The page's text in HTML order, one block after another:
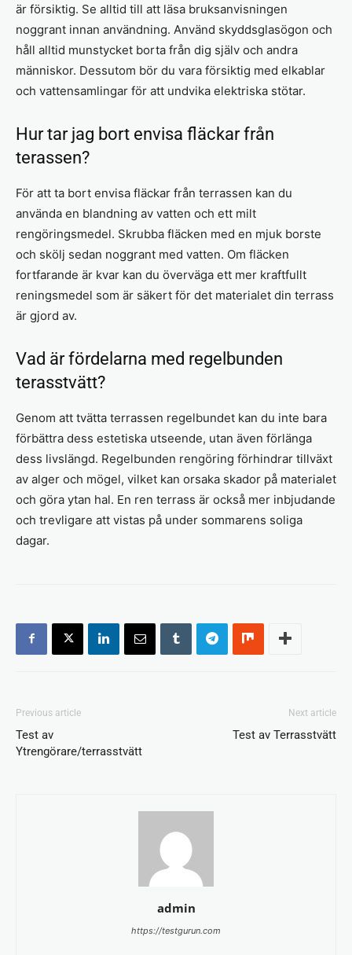
är försiktig. Se alltid till att läsa bruksanvisningen
noggrant innan användning. Använd skyddsglasögon och
håll alltid munstycket borta från dig själv och andra
människor. Dessutom bör du vara försiktig med elkablar
och vattensamlingar för att undvika elektriska stötar.
Hur tar jag bort envisa fläckar från
terassen?
För att ta bort envisa fläckar från terrassen kan du
använda en blandning av vatten och ett milt
rengöringsmedel. Skrubba fläcken med en mjuk borste
och skölj sedan noggrant med vatten. Om fläcken
fortfarande är kvar kan du överväga ett mer kraftfullt
reningsmedel som är säkert för det materialet din terrass
är gjord av.
Vad är fördelarna med regelbunden
terasstvätt?
Genom att tvätta terrassen regelbundet kan du inte bara
förbättra dess estetiska utseende, utan även förlänga
dess livslängd. Regelbunden rengöring förhindrar tillväxt
av alger och mögel, vilket kan orsaka skador på materialet
och göra ytan hal. En ren terrass är också mer inbjudande
och trevligare att vistas på under sommarens soliga
dagar.
Previous article
Test av
Ytrengörare/terrasstvätt
Next article
Test av Terrasstvätt
admin
https://testgurun.com